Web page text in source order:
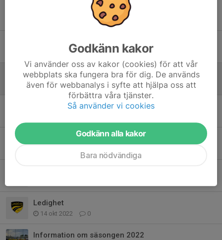
Ännu en A-lagsdebut för u21
11 jun 2023 0
U21 imponerade i cupen
20 mar 2023 0
Träningen inställd idag tisdag 13/12
Träningstider!
Ledighet
14 okt 2022 0
Information om säsongen 2022
Godkänn kakor
Vi använder oss av kakor (cookies) för att vår
webbplats ska fungera bra för dig. De används
även för webbanalys i syfte att hjälpa oss att
förbättra våra tjänster.
Så använder vi cookies
Godkänn alla kakor
Bara nödvändiga